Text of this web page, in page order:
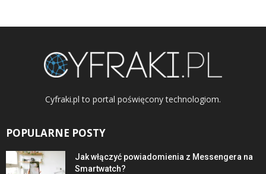
Cyfraki.pl to portal poświęcony technologiom.
POPULARNE POSTY
Jak włączyć powiadomienia z Messengera na
Smartwatch?